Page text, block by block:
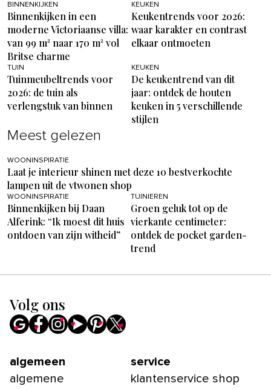
BINNENKIJKEN
Binnenkijken in een
moderne Victoriaanse villa:
van 99 m² naar 170 m² vol
Britse charme
KEUKEN
Keukentrends voor 2026:
waar karakter en contrast
elkaar ontmoeten
TUIN
Tuinmeubeltrends voor
2026: de tuin als
verlengstuk van binnen
KEUKEN
De keukentrend van dit
jaar: ontdek de houten
keuken in 5 verschillende
stijlen
Meest gelezen
WOONINSPIRATIE
Laat je interieur shinen met deze 10 bestverkochte
lampen uit de vtwonen shop
WOONINSPIRATIE
Binnenkijken bij Daan
Alferink: “Ik moest dit huis
ontdoen van zijn witheid”
TUINIEREN
Groen geluk tot op de
vierkante centimeter:
ontdek de pocket garden-
trend
Volg ons
algemeen
algemene
service
klantenservice shop